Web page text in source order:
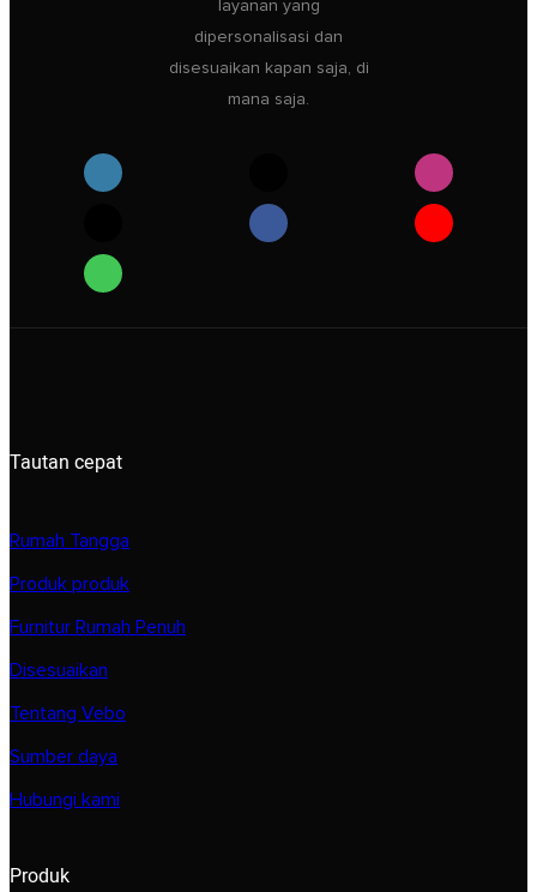
layanan yang
dipersonalisasi dan
disesuaikan kapan saja, di
mana saja.
Tautan cepat
Rumah Tangga
Produk produk
Furnitur Rumah Penuh
Disesuaikan
Tentang Vebo
Sumber daya
Hubungi kami
Produk